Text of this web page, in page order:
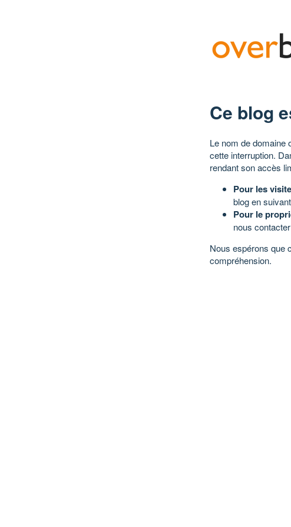
Ce blog
Le nom de domaine
cette interruption.
rendant son accès
Pour les
blog en suivant
Pour le
nous
Nous espérons que
compréhension.